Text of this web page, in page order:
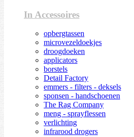
In Accessoires
opbergtassen
microvezeldoekjes
droogdoeken
applicators
borstels
Detail Factory
emmers - filters - deksels
sponsen - handschoenen
The Rag Company
meng - sprayflessen
verlichting
infrarood drogers